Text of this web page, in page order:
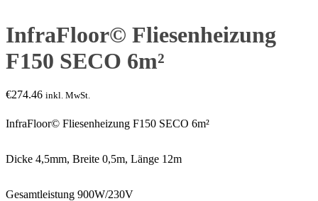
InfraFloor© Fliesenheizung
F150 SECO 6m²
€274.46 inkl. MwSt.
InfraFloor© Fliesenheizung F150 SECO 6m²
Dicke 4,5mm, Breite 0,5m, Länge 12m
Gesamtleistung 900W/230V